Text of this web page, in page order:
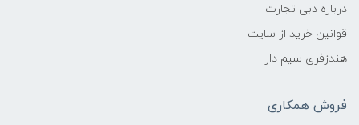
درباره دبی تجارت
قوانین خرید از سایت
هندزفری سیم دار
فروش همکاری